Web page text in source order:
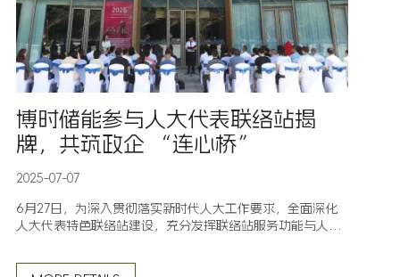
博时储能参与人大代表联络站揭
牌，共筑政企 “连心桥”
2025-07-07
6月27日，为深入贯彻落实新时代人大工作要求，全面深化
人大代表特色联络站建设，充分发挥联络站服务功能与人大